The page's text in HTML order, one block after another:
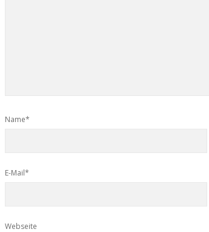
Name*
E-Mail*
Webseite